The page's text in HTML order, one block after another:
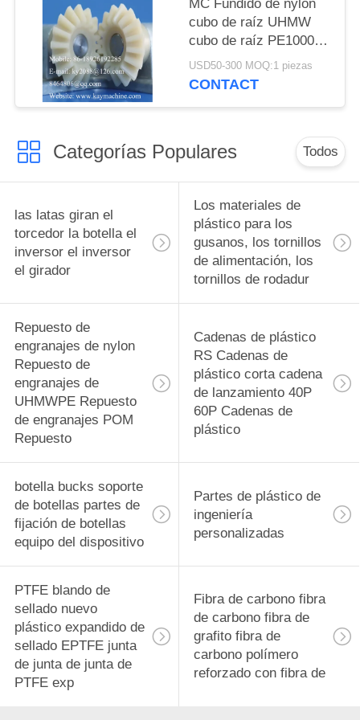
MC Fundido de nylon
cubo de raíz UHMW
cubo de raíz PE1000
cubo de raíz Ingeniería
Fabrica de plásticos
USD50-300 MOQ:1 piezas
CONTACT
Categorías Populares Todos
las latas giran el
torcedor la botella el
inversor el inversor
el girador
Los materiales de
plástico para los
gusanos, los tornillos
de alimentación, los
tornillos de rodadur
Repuesto de
engranajes de nylon
Repuesto de
engranajes de
UHMWPE Repuesto
de engranajes POM
Repuesto
Cadenas de plástico
RS Cadenas de
plástico corta cadena
de lanzamiento 40P
60P Cadenas de
plástico
botella bucks soporte
de botellas partes de
fijación de botellas
equipo del dispositivo
Partes de plástico de
ingeniería
personalizadas
PTFE blando de
sellado nuevo
plástico expandido de
sellado EPTFE junta
de junta de junta de
PTFE exp
Fibra de carbono fibra
de carbono fibra de
grafito fibra de
carbono polímero
reforzado con fibra de